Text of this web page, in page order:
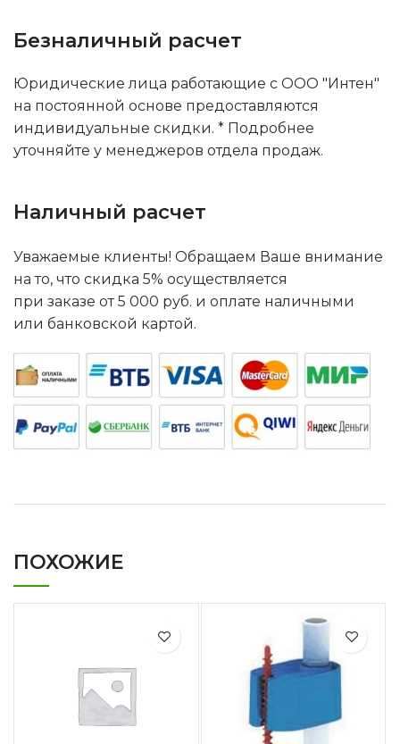
Безналичный расчет
Юридические лица работающие с ООО "Интен"
на постоянной основе предоставляются
индивидуальные скидки. * Подробнее
уточняйте у менеджеров отдела продаж.
Наличный расчет
Уважаемые клиенты! Обращаем Ваше внимание
на то, что скидка 5% осуществляется
при заказе от 5 000 руб. и оплате наличными
или банковской картой.
ПОХОЖИЕ